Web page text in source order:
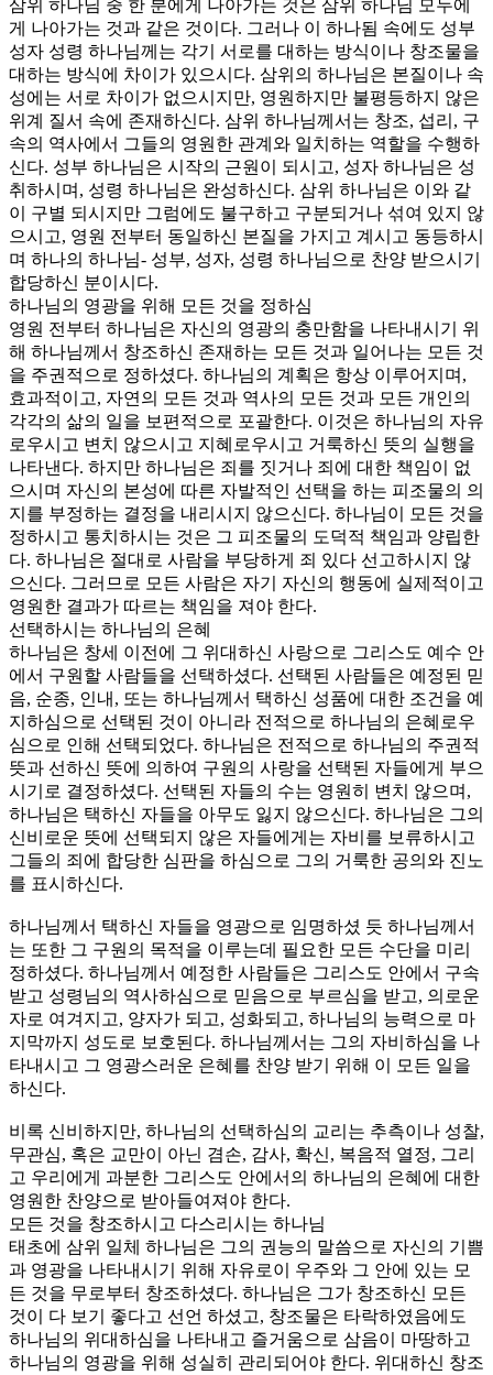
삼위 하나님 중 한 분에게 나아가는 것은 삼위 하나님 모두에
게 나아가는 것과 같은 것이다. 그러나 이 하나됨 속에도 성부
성자 성령 하나님께는 각기 서로를 대하는 방식이나 창조물을
대하는 방식에 차이가 있으시다. 삼위의 하나님은 본질이나 속
성에는 서로 차이가 없으시지만, 영원하지만 불평등하지 않은
위계 질서 속에 존재하신다. 삼위 하나님께서는 창조, 섭리, 구
속의 역사에서 그들의 영원한 관계와 일치하는 역할을 수행하
신다. 성부 하나님은 시작의 근원이 되시고, 성자 하나님은 성
취하시며, 성령 하나님은 완성하신다. 삼위 하나님은 이와 같
이 구별 되시지만 그럼에도 불구하고 구분되거나 섞여 있지 않
으시고, 영원 전부터 동일하신 본질을 가지고 계시고 동등하시
며 하나의 하나님- 성부, 성자, 성령 하나님으로 찬양 받으시기
합당하신 분이시다.
하나님의 영광을 위해 모든 것을 정하심
영원 전부터 하나님은 자신의 영광의 충만함을 나타내시기 위
해 하나님께서 창조하신 존재하는 모든 것과 일어나는 모든 것
을 주권적으로 정하셨다. 하나님의 계획은 항상 이루어지며,
효과적이고, 자연의 모든 것과 역사의 모든 것과 모든 개인의
각각의 삶의 일을 보편적으로 포괄한다. 이것은 하나님의 자유
로우시고 변치 않으시고 지혜로우시고 거룩하신 뜻의 실행을
나타낸다. 하지만 하나님은 죄를 짓거나 죄에 대한 책임이 없
으시며 자신의 본성에 따른 자발적인 선택을 하는 피조물의 의
지를 부정하는 결정을 내리시지 않으신다. 하나님이 모든 것을
정하시고 통치하시는 것은 그 피조물의 도덕적 책임과 양립한
다. 하나님은 절대로 사람을 부당하게 죄 있다 선고하시지 않
으신다. 그러므로 모든 사람은 자기 자신의 행동에 실제적이고
영원한 결과가 따르는 책임을 져야 한다.
선택하시는 하나님의 은혜
하나님은 창세 이전에 그 위대하신 사랑으로 그리스도 예수 안
에서 구원할 사람들을 선택하셨다. 선택된 사람들은 예정된 믿
음, 순종, 인내, 또는 하나님께서 택하신 성품에 대한 조건을 예
지하심으로 선택된 것이 아니라 전적으로 하나님의 은혜로우
심으로 인해 선택되었다. 하나님은 전적으로 하나님의 주권적
뜻과 선하신 뜻에 의하여 구원의 사랑을 선택된 자들에게 부으
시기로 결정하셨다. 선택된 자들의 수는 영원히 변치 않으며,
하나님은 택하신 자들을 아무도 잃지 않으신다. 하나님은 그의
신비로운 뜻에 선택되지 않은 자들에게는 자비를 보류하시고
그들의 죄에 합당한 심판을 하심으로 그의 거룩한 공의와 진노
를 표시하신다.
하나님께서 택하신 자들을 영광으로 임명하셨 듯 하나님께서
는 또한 그 구원의 목적을 이루는데 필요한 모든 수단을 미리
정하셨다. 하나님께서 예정한 사람들은 그리스도 안에서 구속
받고 성령님의 역사하심으로 믿음으로 부르심을 받고, 의로운
자로 여겨지고, 양자가 되고, 성화되고, 하나님의 능력으로 마
지막까지 성도로 보호된다. 하나님께서는 그의 자비하심을 나
타내시고 그 영광스러운 은혜를 찬양 받기 위해 이 모든 일을
하신다.
비록 신비하지만, 하나님의 선택하심의 교리는 추측이나 성찰,
무관심, 혹은 교만이 아닌 겸손, 감사, 확신, 복음적 열정, 그리
고 우리에게 과분한 그리스도 안에서의 하나님의 은혜에 대한
영원한 찬양으로 받아들여져야 한다.
모든 것을 창조하시고 다스리시는 하나님
태초에 삼위 일체 하나님은 그의 권능의 말씀으로 자신의 기쁨
과 영광을 나타내시기 위해 자유로이 우주와 그 안에 있는 모
든 것을 무로부터 창조하셨다. 하나님은 그가 창조하신 모든
것이 다 보기 좋다고 선언 하셨고, 창조물은 타락하였음에도
하나님의 위대하심을 나타내고 즐거움으로 삼음이 마땅하고
하나님의 영광을 위해 성실히 관리되어야 한다. 위대하신 창조